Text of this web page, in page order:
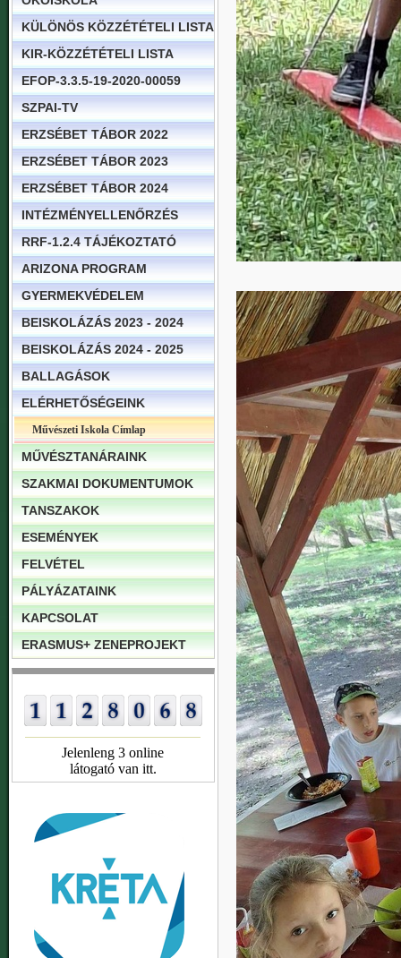
KÜLÖNÖS KÖZZÉTÉTELI LISTA
KIR-KÖZZÉTÉTELI LISTA
EFOP-3.3.5-19-2020-00059
SZPAI-TV
ERZSÉBET TÁBOR 2022
ERZSÉBET TÁBOR 2023
ERZSÉBET TÁBOR 2024
INTÉZMÉNYELLENŐRZÉS
RRF-1.2.4 TÁJÉKOZTATÓ
ARIZONA PROGRAM
GYERMEKVÉDELEM
BEISKOLÁZÁS 2023 - 2024
BEISKOLÁZÁS 2024 - 2025
BALLAGÁSOK
ELÉRHETŐSÉGEINK
Művészeti Iskola Címlap
MŰVÉSZTANÁRAINK
SZAKMAI DOKUMENTUMOK
TANSZAKOK
ESEMÉNYEK
FELVÉTEL
PÁLYÁZATAINK
KAPCSOLAT
ERASMUS+ ZENEPROJEKT
Jelenleng 3 online
látogató van itt.